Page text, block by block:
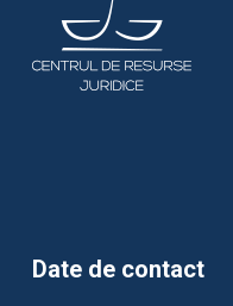
Date de contact